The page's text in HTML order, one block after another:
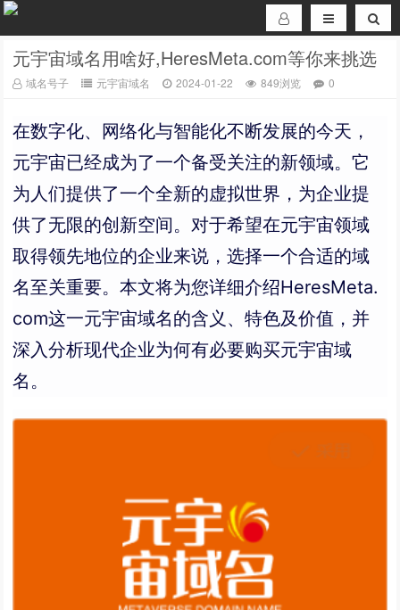
元宇宙域名用啥好,HeresMeta.com等你来挑选
域名号子 元宇宙域名 2024-01-22 849浏览 0
在数字化、网络化与智能化不断发展的今天，
元宇宙已经成为了一个备受关注的新领域。它
为人们提供了一个全新的虚拟世界，为企业提
供了无限的创新空间。对于希望在元宇宙领域
取得领先地位的企业来说，选择一个合适的域
名至关重要。本文将为您详细介绍HeresMeta.
com这一元宇宙域名的含义、特色及价值，并
深入分析现代企业为何有必要购买元宇宙域
名。